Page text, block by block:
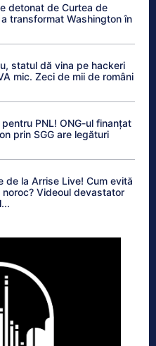
detonat de Curtea de
transformat Washington în
statul dă vina pe hackeri
mic. Zeci de mii de români
PNL! ONG-ul finanțat
prin SGG are legături
de la Arrise Live! Cum evită
Videoul devastator